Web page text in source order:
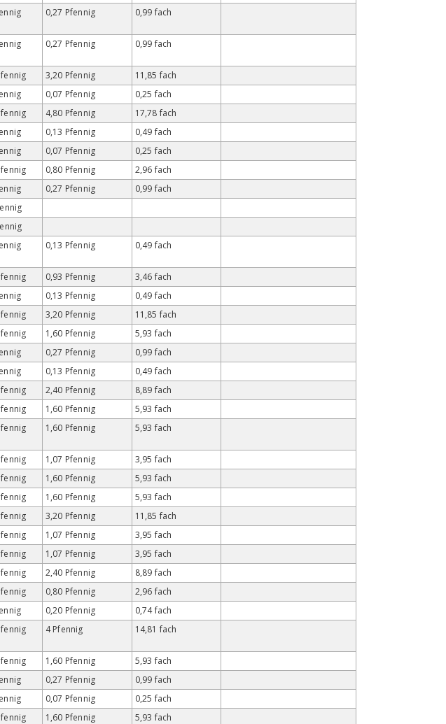
0,27 Pfennig 0,99 fach
0,27 Pfennig 0,99 fach
3,20 Pfennig
11,85 fach
0,07 Pfennig
0,25 fach
4,80 Pfennig
17,78 fach
0,13 Pfennig
0,49 fach
0,07 Pfennig
0,25 fach
0,80 Pfennig
2,96 fach
0,27 Pfennig
0,99 fach
0,13 Pfennig 0,49 fach
0,93 Pfennig
3,46 fach
0,13 Pfennig
0,49 fach
3,20 Pfennig
11,85 fach
1,60 Pfennig
5,93 fach
0,27 Pfennig
0,99 fach
0,13 Pfennig
0,49 fach
2,40 Pfennig
8,89 fach
1,60 Pfennig
5,93 fach
1,60 Pfennig 5,93 fach
1,07 Pfennig
3,95 fach
1,60 Pfennig
5,93 fach
1,60 Pfennig
5,93 fach
3,20 Pfennig
11,85 fach
1,07 Pfennig
3,95 fach
1,07 Pfennig
3,95 fach
2,40 Pfennig
8,89 fach
0,80 Pfennig
2,96 fach
0,20 Pfennig
0,74 fach
4 Pfennig 14,81 fach
1,60 Pfennig
5,93 fach
0,27 Pfennig
0,99 fach
0,07 Pfennig
0,25 fach
1,60 Pfennig
5,93 fach